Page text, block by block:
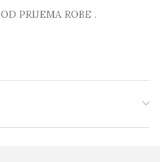
PRIJEMA ROBE .